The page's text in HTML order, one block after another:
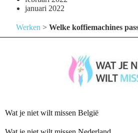
januari 2022
Werken > Welke koffiemachines
Wat je niet wilt missen België